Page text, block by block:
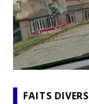
FAITS DIVERS